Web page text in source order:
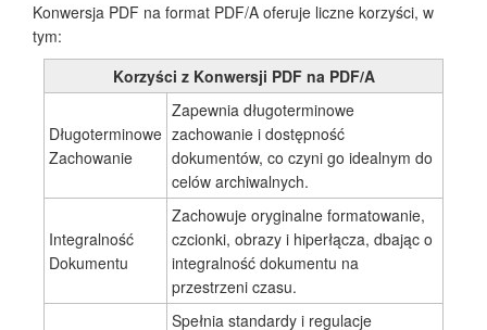
Konwersja PDF na format PDF/A oferuje liczne korzyści, w
tym:
Korzyści z Konwersji PDF na PDF/A
Długoterminowe
Zachowanie
Zapewnia długoterminowe
zachowanie i dostępność
dokumentów, co czyni go idealnym do
celów archiwalnych.
Integralność
Dokumentu
Zachowuje oryginalne formatowanie,
czcionki, obrazy i hiperłącza, dbając o
integralność dokumentu na
przestrzeni czasu.
Spełnia standardy i regulacje